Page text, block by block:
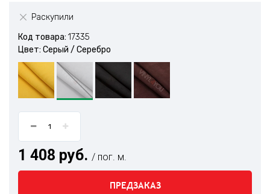
Раскупили
Код товара: 17335
Цвет: Серый / Серебро
1 408 руб. / пог. м.
ПРЕДЗАКАЗ